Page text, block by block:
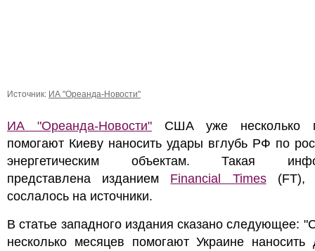
Источник: ИА "Ореанда-Новости"
ИА "Ореанда-Новости"США уже несколько
помогают Киеву наносить удары вглубь РФ по
энергетическим объектам. Такая
представлена изданием Financial Times(FT),
сослалось на источники.
В статье западного издания сказано следующее:
несколько месяцев помогают Украине наносить